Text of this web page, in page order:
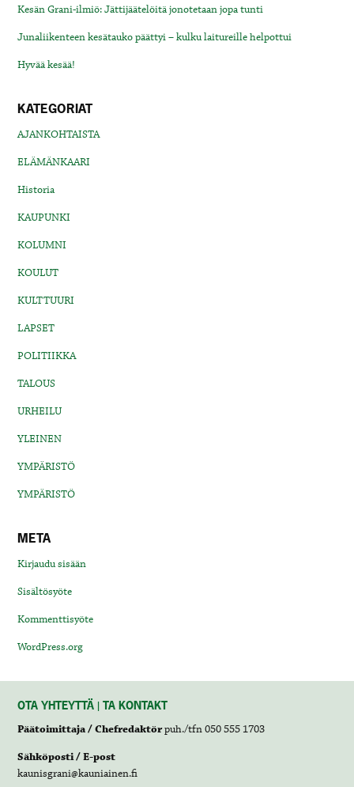
Kesän Grani-ilmiö: Jättijäätelöitä jonotetaan jopa tunti
Junaliikenteen kesätauko päättyi – kulku laitureille helpottui
Hyvää kesää!
KATEGORIAT
AJANKOHTAISTA
ELÄMÄNKAARI
Historia
KAUPUNKI
KOLUMNI
KOULUT
KULTTUURI
LAPSET
POLITIIKKA
TALOUS
URHEILU
YLEINEN
YMPÄRISTÖ
YMPÄRISTÖ
META
Kirjaudu sisään
Sisältösyöte
Kommenttisyöte
WordPress.org
OTA YHTEYTTÄ | TA KONTAKT
Päätoimittaja / Chefredaktörpuh./tfn 050 555 1703
Sähköposti / E-post
kaunisgrani@kauniainen.fi